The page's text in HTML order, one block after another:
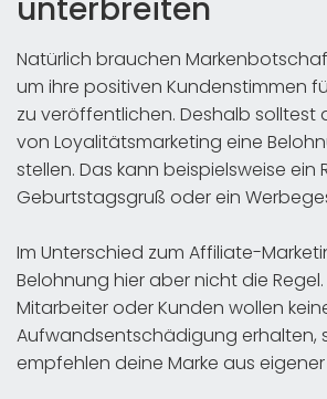
unterbreiten
Natürlich brauchen
um ihre positiven Kundenstimmen
zu veröffentlichen. Deshalb solltest
von Loyalitätsmarketing eine
stellen. Das kann beispielsweise
Geburtstagsgruß oder ein
Im Unterschied zum Affiliate-
Belohnung hier aber nicht die
Mitarbeiter oder Kunden wollen
Aufwandsentschädigung erhalten,
empfehlen deine Marke aus